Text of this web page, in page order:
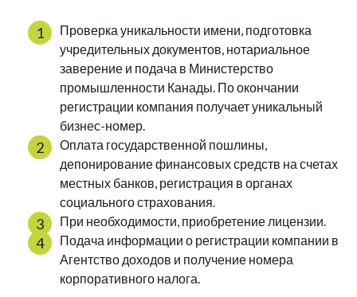
Проверка уникальности имени, подготовка
учредительных документов, нотариальное
заверение и подача в Министерство
промышленности Канады. По окончании
регистрации компания получает уникальный
бизнес-номер.
Оплата государственной пошлины,
депонирование финансовых средств на счетах
местных банков, регистрация в органах
социального страхования.
При необходимости, приобретение лицензии.
Подача информации о регистрации компании в
Агентство доходов и получение номера
корпоративного налога.